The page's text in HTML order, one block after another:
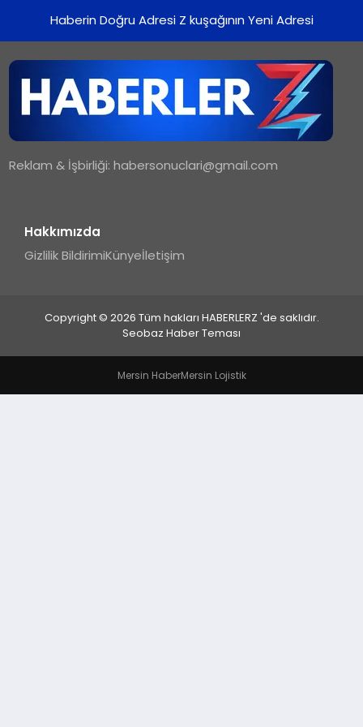
Haberin Doğru Adresi Z kuşağının Yeni Adresi
Reklam & İşbirliği:habersonuclari@gmail.com
Hakkımızda
Gizlilik BildirimiKünyeİletişim
Copyright © 2026 Tüm hakları HABERLERZ 'de saklıdır.
Seobaz Haber Teması
Mersin HaberMersin Lojistik